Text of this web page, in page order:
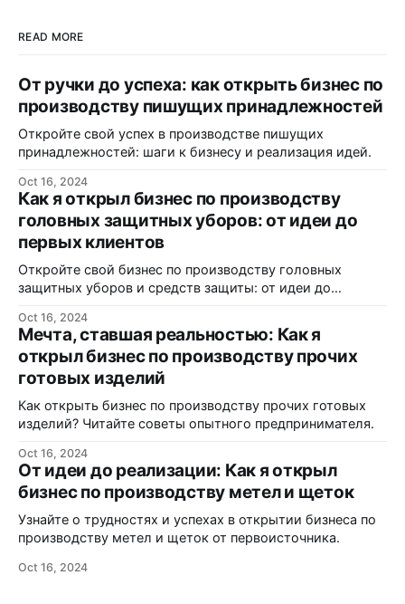
READ MORE
От ручки до успеха: как открыть бизнес по
производству пишущих принадлежностей
Откройте свой успех в производстве пишущих
принадлежностей: шаги к бизнесу и реализация идей.
Oct 16, 2024
Как я открыл бизнес по производству
головных защитных уборов: от идеи до
первых клиентов
Откройте свой бизнес по производству головных
защитных уборов и средств защиты: от идеи до
Oct 16, 2024
Мечта, ставшая реальностью: Как я
открыл бизнес по производству прочих
готовых изделий
Как открыть бизнес по производству прочих готовых
изделий? Читайте советы опытного предпринимателя.
Oct 16, 2024
От идеи до реализации: Как я открыл
бизнес по производству метел и щеток
Узнайте о трудностях и успехах в открытии бизнеса по
производству метел и щеток от первоисточника.
Oct 16, 2024